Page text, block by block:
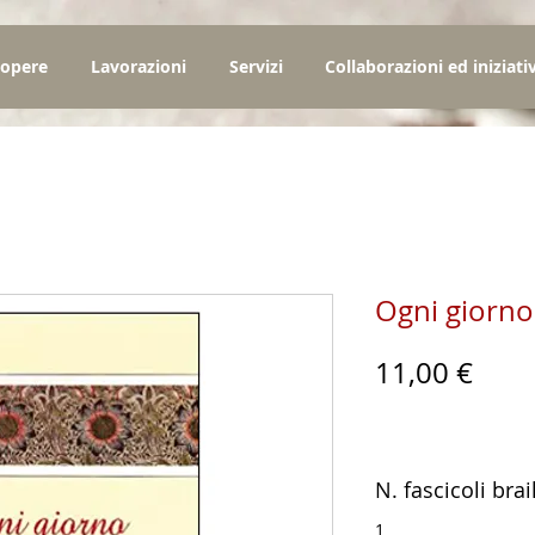
Lavorazioni Servizi Collaborazioni ed
Ogni
11,00 €
N. fascicoli
1